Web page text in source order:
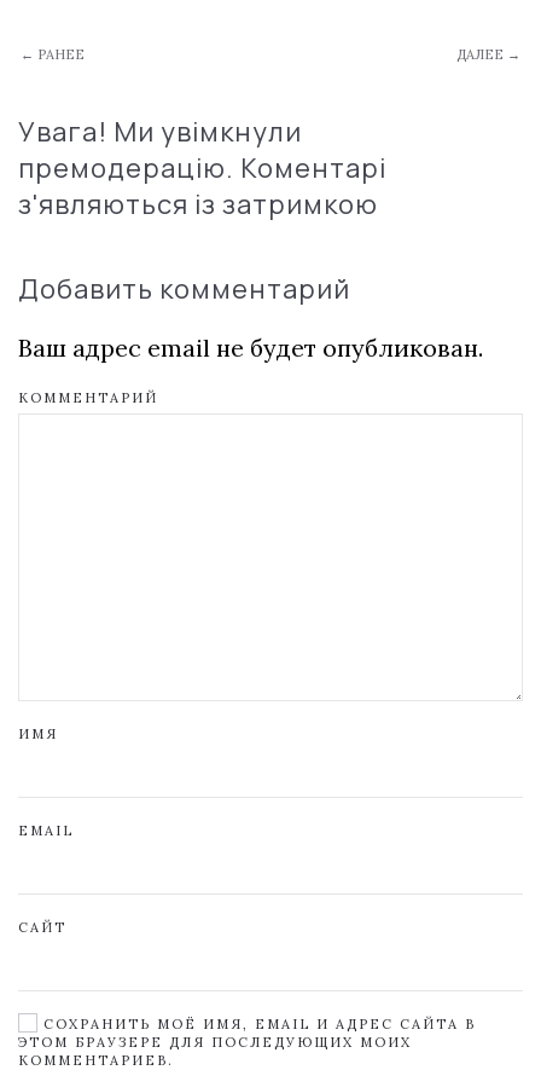
← РАНЕЕ ДАЛЕЕ →
Увага! Ми увімкнули
премодерацію. Коментарі
з'являються із затримкою
Добавить комментарий
Ваш адрес email не будет опубликован.
КОММЕНТАРИЙ
ИМЯ
EMAIL
САЙТ
СОХРАНИТЬ МОЁ ИМЯ, EMAIL И АДРЕС САЙТА В
ЭТОМ БРАУЗЕРЕ ДЛЯ ПОСЛЕДУЮЩИХ МОИХ
КОММЕНТАРИЕВ.